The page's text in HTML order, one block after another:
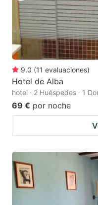
9.0 (11 evaluaciones)
Hotel de Alba
hotel · 2 Huéspedes · 1
69 € por noche